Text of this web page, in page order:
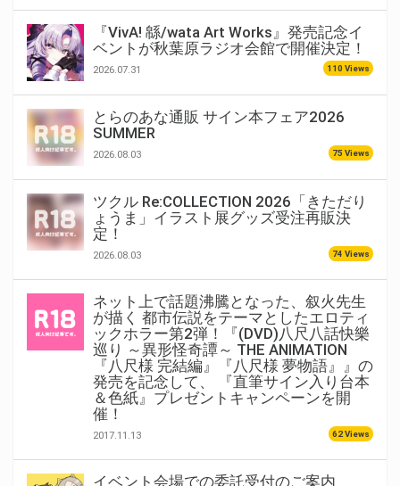
『VivA! 緜/wata Art Works』発売記念イ
ベントが秋葉原ラジオ会館で開催決定！
2026.07.31 110 Views
とらのあな通販 サイン本フェア2026
SUMMER
2026.08.03 75 Views
ツクル Re:COLLECTION 2026「きただり
ょうま」イラスト展グッズ受注再販決
定！
2026.08.03 74 Views
ネット上で話題沸騰となった、叙火先生
が描く 都市伝説をテーマとしたエロティ
ックホラー第2弾！『(DVD)八尺八話快樂
巡り ～異形怪奇譚～ THE ANIMATION
『八尺様 完結編』『八尺様 夢物語』』の
発売を記念して、 『直筆サイン入り台本
＆色紙』プレゼントキャンペーンを開
催！
2017.11.13 62 Views
イベント会場での委託受付のご案内